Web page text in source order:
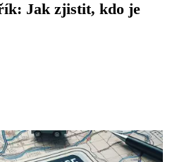
Jak zjistit, kdo je